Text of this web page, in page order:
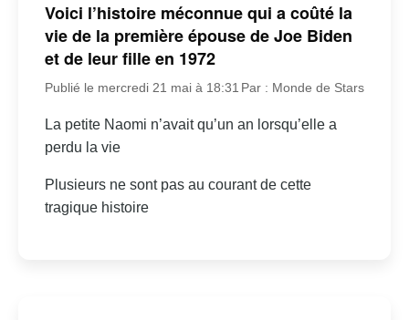
Voici l’histoire méconnue qui a coûté la
vie de la première épouse de Joe Biden
et de leur fille en 1972
Publié le mercredi 21 mai à 18:31 Par : Monde de Stars
La petite Naomi n’avait qu’un an lorsqu’elle a
perdu la vie
Plusieurs ne sont pas au courant de cette
tragique histoire